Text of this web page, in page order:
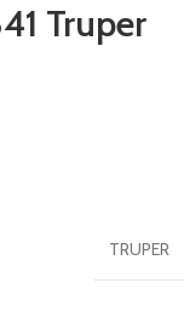
Truper
TRUPER